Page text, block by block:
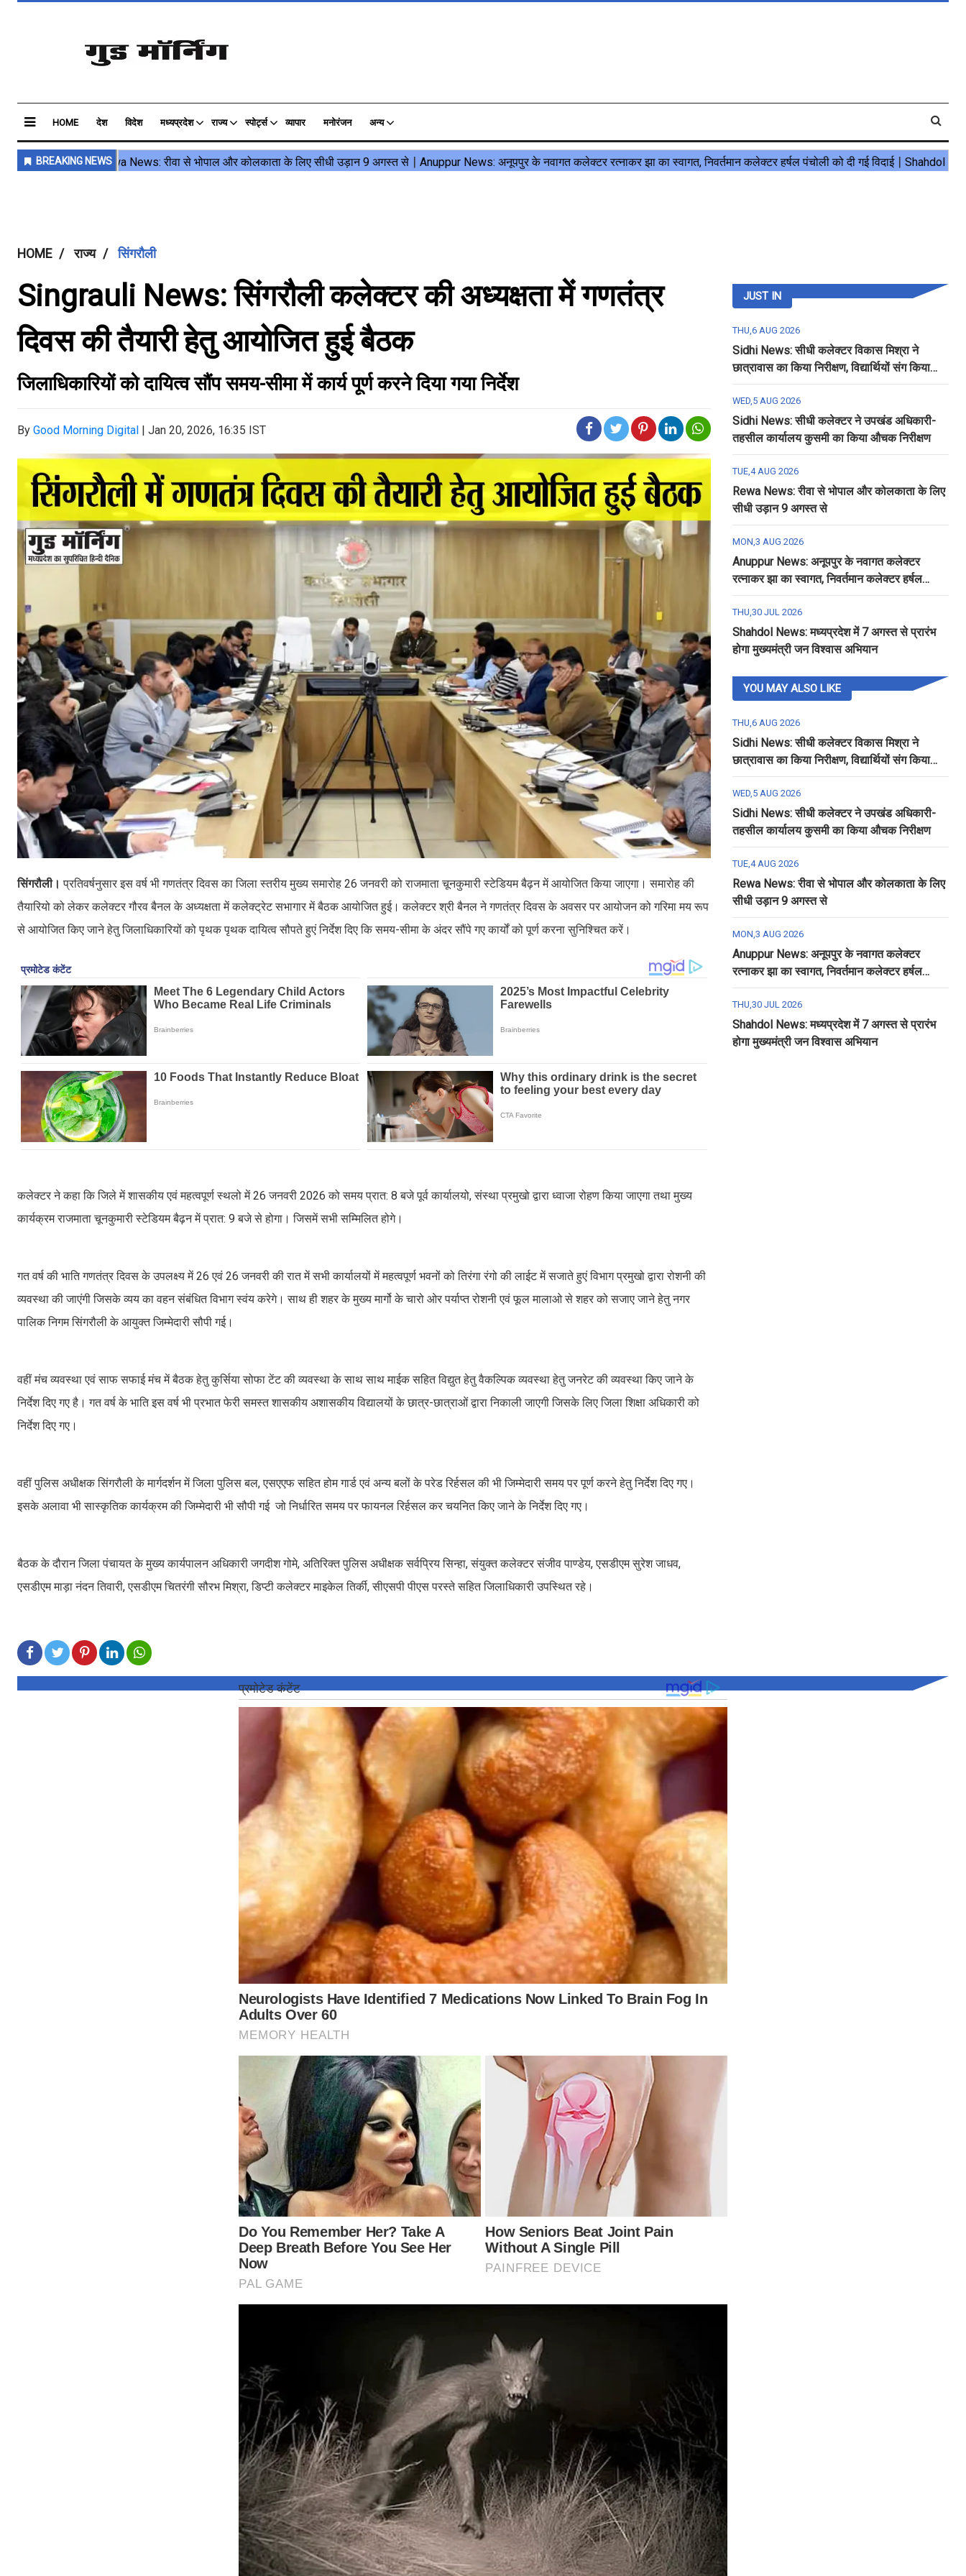
HOME देश विदेश मध्यप्रदेश राज्य स्पोर्ट्स व्यापार मनोरंजन अन्य
HOME राज्य सिंगरौली
Singrauli News: सिंगरौली कलेक्टर की अध्यक्षता में गणतंत्र
दिवस की तैयारी हेतु आयोजित हुई बैठक
जिलाधिकारियों को दायित्व सौंप समय-सीमा में कार्य पूर्ण करने दिया गया निर्देश
By Good Morning Digital | Jan 20, 2026, 16:35 IST
सिंगरौली।प्रतिवर्षनुसार इस वर्ष भी गणतंत्र दिवस का जिला स्तरीय मुख्य समारोह 26 जनवरी को राजमाता चूनकुमारी स्टेडियम बैढ़न में आयोजित किया जाएगा। समारोह की
तैयारियो को लेकर कलेक्टर गौरव बैनल के अध्यक्षता में कलेक्ट्रेट सभागार में बैठक आयोजित हुई। कलेक्टर श्री बैनल ने गणतंत्र दिवस के अवसर पर आयोजन को गरिमा मय रूप
से आयोजित किए जाने हेतु जिलाधिकारियों को पृथक पृथक दायित्व सौपते हुएं निर्देश दिए कि समय-सीमा के अंदर सौंपे गए कार्यों को पूर्ण करना सुनिश्चित करें।
कलेक्टर ने कहा कि जिले में शासकीय एवं महत्वपूर्ण स्थलो में 26 जनवरी 2026 को समय प्रात: 8 बजे पूर्व कार्यालयो, संस्था प्रमुखो द्वारा ध्वाजा रोहण किया जाएगा तथा मुख्य
कार्यक्रम राजमाता चूनकुमारी स्टेडियम बैढ़न में प्रात: 9 बजे से होगा। जिसमें सभी सम्मिलित होगे।
गत वर्ष की भाति गणतंत्र दिवस के उपलक्ष्य में 26 एवं 26 जनवरी की रात में सभी कार्यालयों में महत्वपूर्ण भवनों को तिरंगा रंगो की लाईट में सजाते हुएं विभाग प्रमुखो द्वारा रोशनी की
व्यवस्था की जाएंगी जिसके व्यय का वहन संबंधित विभाग स्वंय करेगे। साथ ही शहर के मुख्य मार्गो के चारो ओर पर्याप्त रोशनी एवं फूल मालाओ से शहर को सजाए जाने हेतु नगर
पालिक निगम सिंगरौली के आयुक्त जिम्मेदारी सौपी गई।
वहीं मंच व्यवस्था एवं साफ सफाई मंच में बैठक हेतु कुर्सिया सोफा टेंट की व्यवस्था के साथ साथ माईक सहित विद्युत हेतु वैकल्पिक व्यवस्था हेतु जनरेट की व्यवस्था किए जाने के
निर्देश दिए गए है। गत वर्ष के भाति इस वर्ष भी प्रभात फेरी समस्त शासकीय अशासकीय विद्यालयों के छात्र-छात्राओं द्वारा निकाली जाएगी जिसके लिए जिला शिक्षा अधिकारी को
निर्देश दिए गए।
वहीं पुलिस अधीक्षक सिंगरौली के मार्गदर्शन में जिला पुलिस बल, एसएएफ सहित होम गार्ड एवं अन्य बलों के परेड रिर्हसल की भी जिम्मेदारी समय पर पूर्ण करने हेतु निर्देश दिए गए।
इसके अलावा भी सास्कृतिक कार्यक्रम की जिम्मेदारी भी सौपी गई जो निर्धारित समय पर फायनल रिर्हसल कर चयनित किए जाने के निर्देश दिए गए।
बैठक के दौरान जिला पंचायत के मुख्य कार्यपालन अधिकारी जगदीश गोमे, अतिरिक्त पुलिस अधीक्षक सर्वप्रिय सिन्हा, संयुक्त कलेक्टर संजीव पाण्डेय, एसडीएम सुरेश जाधव,
एसडीएम माड़ा नंदन तिवारी, एसडीएम चितरंगी सौरभ मिश्रा, डिप्टी कलेक्टर माइकेल तिर्की, सीएसपी पीएस परस्ते सहित जिलाधिकारी उपस्थित रहे।
JUST IN
THU,6 AUG 2026
Sidhi News: सीधी कलेक्टर विकास मिश्रा ने
छात्रावास का किया निरीक्षण, विद्यार्थियों संग किया
रात्रि भोजन
WED,5 AUG 2026
Sidhi News: सीधी कलेक्टर ने उपखंड अधिकारी-
तहसील कार्यालय कुसमी का किया औचक निरीक्षण
TUE,4 AUG 2026
Rewa News: रीवा से भोपाल और कोलकाता के लिए
सीधी उड़ान 9 अगस्त से
MON,3 AUG 2026
Anuppur News: अनूपपुर के नवागत कलेक्टर
रत्नाकर झा का स्वागत, निवर्तमान कलेक्टर हर्षल
पंचोली को दी गई विदाई
THU,30 JUL 2026
Shahdol News: मध्यप्रदेश में 7 अगस्त से प्रारंभ
होगा मुख्यमंत्री जन विश्वास अभियान
YOU MAY ALSO LIKE
THU,6 AUG 2026
Sidhi News: सीधी कलेक्टर विकास मिश्रा ने
छात्रावास का किया निरीक्षण, विद्यार्थियों संग किया
रात्रि भोजन
WED,5 AUG 2026
Sidhi News: सीधी कलेक्टर ने उपखंड अधिकारी-
तहसील कार्यालय कुसमी का किया औचक निरीक्षण
TUE,4 AUG 2026
Rewa News: रीवा से भोपाल और कोलकाता के लिए
सीधी उड़ान 9 अगस्त से
MON,3 AUG 2026
Anuppur News: अनूपपुर के नवागत कलेक्टर
रत्नाकर झा का स्वागत, निवर्तमान कलेक्टर हर्षल
पंचोली को दी गई विदाई
THU,30 JUL 2026
Shahdol News: मध्यप्रदेश में 7 अगस्त से प्रारंभ
होगा मुख्यमंत्री जन विश्वास अभियान